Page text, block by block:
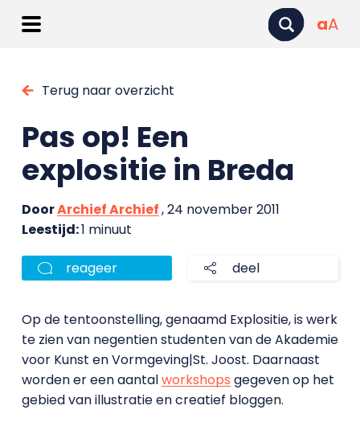
aA
Terug naar overzicht
Pas op! Een
explositie in Breda
DoorArchief Archief, 24 november 2011
Leestijd:1 minuut
reageer deel
Op de tentoonstelling, genaamd Explositie, is werk
te zien van negentien studenten van de Akademie
voor Kunst en Vormgeving|St. Joost. Daarnaast
worden er een aantalworkshops gegeven op het
gebied van illustratie en creatief bloggen.